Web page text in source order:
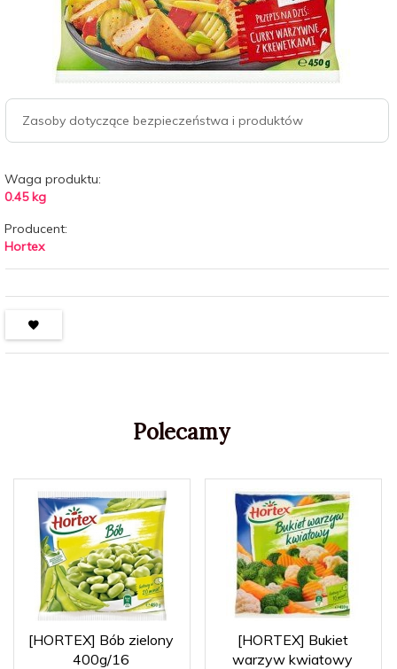
Zasoby dotyczące bezpieczeństwa i produktów
Waga produktu:
0.45 kg
Producent:
Hortex
Polecamy
[HORTEX] Bób zielony
400g/16
[HORTEX] Bukiet
warzyw kwiatowy